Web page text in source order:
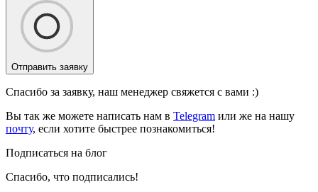
Отправить заявку
Спасибо за заявку, наш менеджер свяжется с вами :)
Вы так же можете написать нам в Telegram или же на нашу
почту, если хотите быстрее познакомиться!
Подписаться на блог
Спасибо, что подписались!